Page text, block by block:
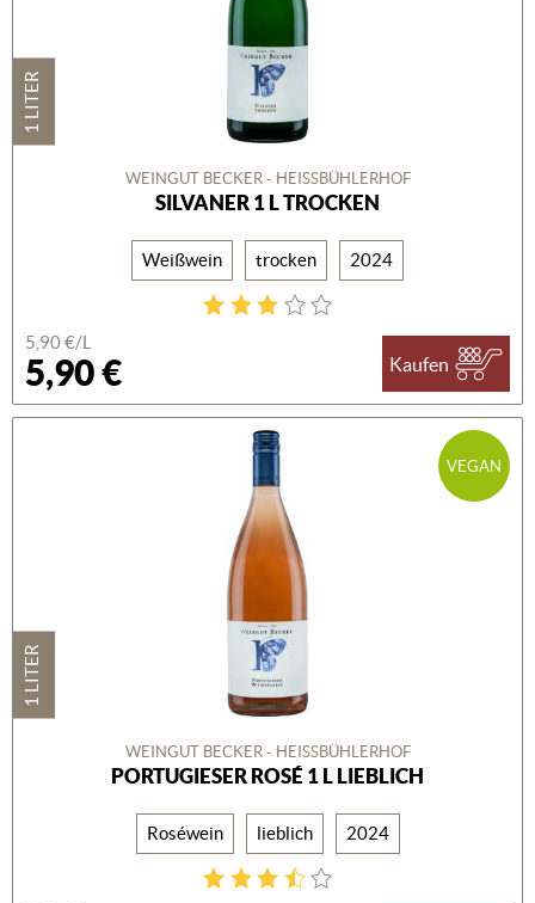
1 LITER
WEINGUT BECKER - HEISSBÜHLERHOF
SILVANER 1 L TROCKEN
Weißwein trocken 2024
5,90 €/L
5,90 € Kaufen
VEGAN
1 LITER
WEINGUT BECKER - HEISSBÜHLERHOF
PORTUGIESER ROSÉ 1 L LIEBLICH
Roséwein lieblich 2024